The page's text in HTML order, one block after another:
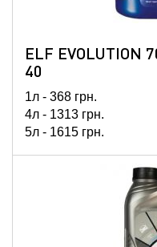
ELF EVOLUTION
40
1л - 368 грн.
4л - 1313 грн.
5л - 1615 грн.